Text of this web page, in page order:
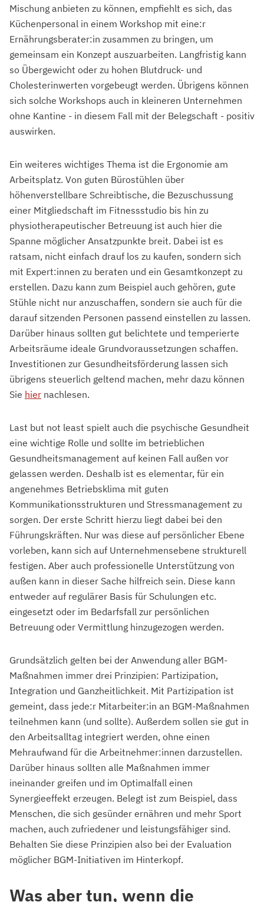
Mischung anbieten zu können, empfiehlt es sich, das
Küchenpersonal in einem Workshop mit eine:r
Ernährungsberater:in zusammen zu bringen, um
gemeinsam ein Konzept auszuarbeiten. Langfristig kann
so Übergewicht oder zu hohen Blutdruck- und
Cholesterinwerten vorgebeugt werden. Übrigens können
sich solche Workshops auch in kleineren Unternehmen
ohne Kantine - in diesem Fall mit der Belegschaft - positiv
auswirken.
Ein weiteres wichtiges Thema ist die Ergonomie am
Arbeitsplatz. Von guten Bürostühlen über
höhenverstellbare Schreibtische, die Bezuschussung
einer Mitgliedschaft im Fitnessstudio bis hin zu
physiotherapeutischer Betreuung ist auch hier die
Spanne möglicher Ansatzpunkte breit. Dabei ist es
ratsam, nicht einfach drauf los zu kaufen, sondern sich
mit Expert:innen zu beraten und ein Gesamtkonzept zu
erstellen. Dazu kann zum Beispiel auch gehören, gute
Stühle nicht nur anzuschaffen, sondern sie auch für die
darauf sitzenden Personen passend einstellen zu lassen.
Darüber hinaus sollten gut belichtete und temperierte
Arbeitsräume ideale Grundvoraussetzungen schaffen.
Investitionen zur Gesundheitsförderung lassen sich
übrigens steuerlich geltend machen, mehr dazu können
Sie hier nachlesen.
Last but not least spielt auch die psychische Gesundheit
eine wichtige Rolle und sollte im betrieblichen
Gesundheitsmanagement auf keinen Fall außen vor
gelassen werden. Deshalb ist es elementar, für ein
angenehmes Betriebsklima mit guten
Kommunikationsstrukturen und Stressmanagement zu
sorgen. Der erste Schritt hierzu liegt dabei bei den
Führungskräften. Nur was diese auf persönlicher Ebene
vorleben, kann sich auf Unternehmensebene strukturell
festigen. Aber auch professionelle Unterstützung von
außen kann in dieser Sache hilfreich sein. Diese kann
entweder auf regulärer Basis für Schulungen etc.
eingesetzt oder im Bedarfsfall zur persönlichen
Betreuung oder Vermittlung hinzugezogen werden.
Grundsätzlich gelten bei der Anwendung aller BGM-
Maßnahmen immer drei Prinzipien: Partizipation,
Integration und Ganzheitlichkeit. Mit Partizipation ist
gemeint, dass jede:r Mitarbeiter:in an BGM-Maßnahmen
teilnehmen kann (und sollte). Außerdem sollen sie gut in
den Arbeitsalltag integriert werden, ohne einen
Mehraufwand für die Arbeitnehmer:innen darzustellen.
Darüber hinaus sollten alle Maßnahmen immer
ineinander greifen und im Optimalfall einen
Synergieeffekt erzeugen. Belegt ist zum Beispiel, dass
Menschen, die sich gesünder ernähren und mehr Sport
machen, auch zufriedener und leistungsfähiger sind.
Behalten Sie diese Prinzipien also bei der Evaluation
möglicher BGM-Initiativen im Hinterkopf.
Was aber tun, wenn die